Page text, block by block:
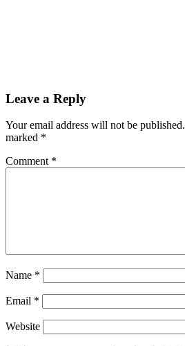
Leave a Reply
Your email address will not be published.
marked *
Comment *
Name *
Email *
Website